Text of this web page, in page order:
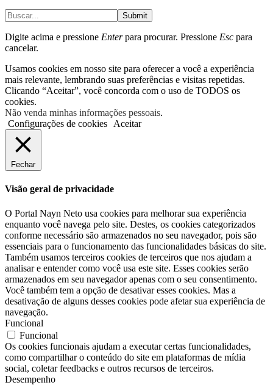
Submit
Digite acima e pressione Enterpara procurar. Pressione Esc para
cancelar.
Usamos cookies em nosso site para oferecer a você a experiência
mais relevante, lembrando suas preferências e visitas repetidas.
Clicando “Aceitar”, você concorda com o uso de TODOS os
cookies.
Não venda minhas informações pessoais.
Configurações de cookies
Aceitar
Fechar
Visão geral de privacidade
O Portal Nayn Neto usa cookies para melhorar sua experiência
enquanto você navega pelo site. Destes, os cookies categorizados
conforme necessário são armazenados no seu navegador, pois são
essenciais para o funcionamento das funcionalidades básicas do site.
Também usamos terceiros cookies de terceiros que nos ajudam a
analisar e entender como você usa este site. Esses cookies serão
armazenados em seu navegador apenas com o seu consentimento.
Você também tem a opção de desativar esses cookies. Mas a
desativação de alguns desses cookies pode afetar sua experiência de
navegação.
Funcional
Funcional
Os cookies funcionais ajudam a executar certas funcionalidades,
como compartilhar o conteúdo do site em plataformas de mídia
social, coletar feedbacks e outros recursos de terceiros.
Desempenho